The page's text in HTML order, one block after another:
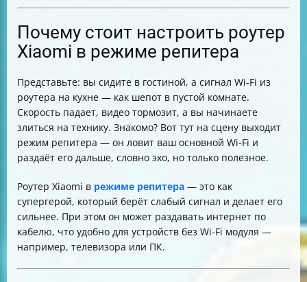
сигнал без создания новой сети
репитера на прошивке Padavan или OpenWRT
Как решить проблему с падением скорости
Итоговая таблица настроек для Xiaomi в режиме
репитера
Почему стоит настроить роутер
Xiaomi в режиме репитера
Представьте: вы сидите в гостиной, а сигнал Wi-Fi из
роутера на кухне — как шепот в пустой комнате.
Скорость падает, видео тормозит, а вы начинаете
злиться на технику. Знакомо? Вот тут на сцену выходит
режим репитера — он ловит ваш основной Wi-Fi и
раздаёт его дальше, словно эхо, но только полезное.
Роутер Xiaomi в режиме репитера — это как
супергерой, который берёт слабый сигнал и делает его
сильнее. При этом он может раздавать интернет по
кабелю, что удобно для устройств без Wi-Fi модуля —
например, телевизора или ПК.